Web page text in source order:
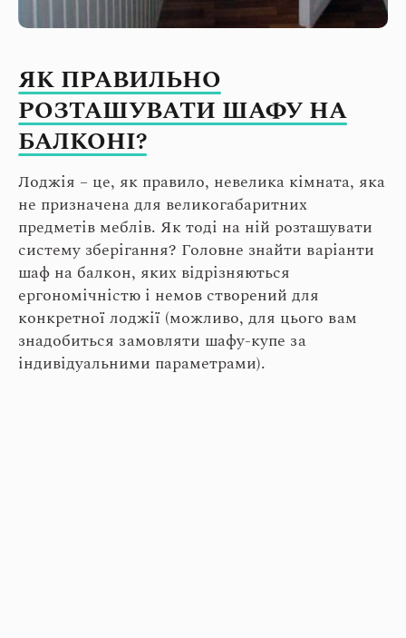
ЯК ПРАВИЛЬНО
РОЗТАШУВАТИ ШАФУ НА
БАЛКОНІ?
Лоджія – це, як правило, невелика кімната, яка
не призначена для великогабаритних
предметів меблів. Як тоді на ній розташувати
систему зберігання? Головне знайти варіанти
шаф на балкон, яких відрізняються
ергономічністю і немов створений для
конкретної лоджії (можливо, для цього вам
знадобиться замовляти шафу-купе за
індивідуальними параметрами).